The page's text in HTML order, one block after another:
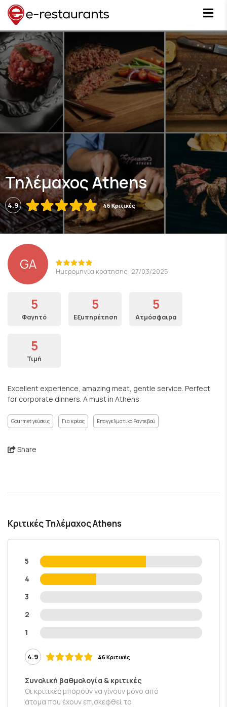
Τηλέμαχος Athens
4.9 46 Κριτικές
GA Ημερομηνία κράτησης: 27/03/2025
5
Φαγητό
5
Εξυπηρέτηση
5
Ατμόσφαιρα
5
Τιμή
Excellent experience, amazing meat, gentle service. Perfect
for corporate dinners. A must in Athens
Gourmet γεύσεις Για κρέας Επαγγελματικό Ραντεβού
Share
Κριτικές Τηλέμαχος Athens
5
4
3
2
1
4.9 46 Κριτικές
Συνολική βαθμολογία & κριτικές
Οι κριτικές μπορούν να γίνουν μόνο από
άτομα που έχουν επισκεφθεί το